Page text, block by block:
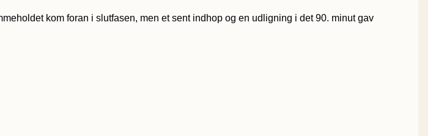
kom foran i slutfasen, men et sent indhop og en udligning i det 90. minut gav